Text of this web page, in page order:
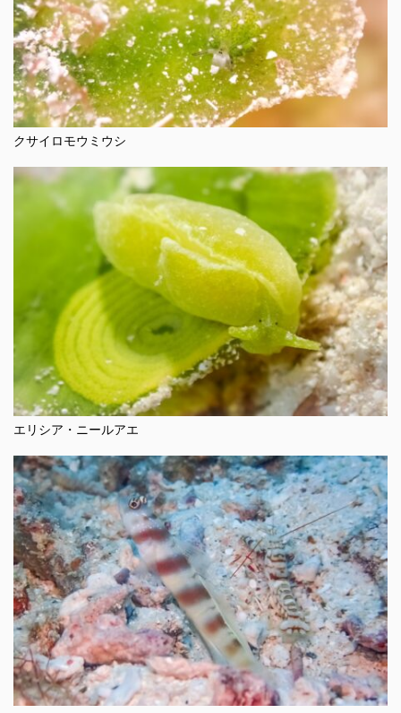
クサイロモウミウシ
エリシア・ニールアエ